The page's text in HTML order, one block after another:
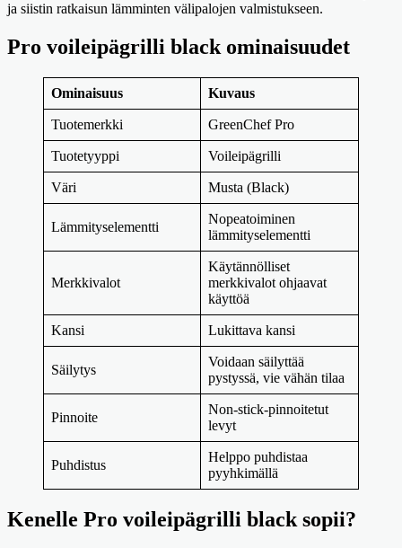
ja siistin ratkaisun lämminten välipalojen valmistukseen.
Pro voileipägrilli black ominaisuudet
Ominaisuus Kuvaus
Tuotemerkki GreenChef Pro
Tuotetyyppi Voileipägrilli
Väri Musta (Black)
Lämmityselementti
Nopeatoiminen
lämmityselementti
Merkkivalot
Käytännölliset
merkkivalot ohjaavat
käyttöä
Kansi Lukittava kansi
Säilytys
Voidaan säilyttää
pystyssä, vie vähän tilaa
Pinnoite
Non-stick-pinnoitetut
levyt
Puhdistus
Helppo puhdistaa
pyyhkimällä
Kenelle Pro voileipägrilli black sopii?